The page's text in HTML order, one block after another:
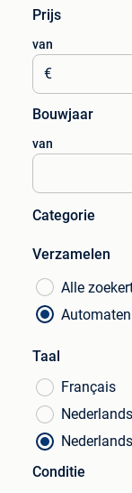
Prijs
van
€
Bouwjaar
van
Categorie
Verzamelen
Alle
Taal
Français
Nederlands
Conditie